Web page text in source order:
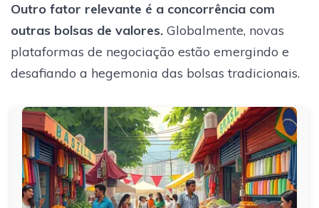
Outro fator relevante é a concorrência com
outras bolsas de valores. Globalmente, novas
plataformas de negociação estão emergindo e
desafiando a hegemonia das bolsas tradicionais.